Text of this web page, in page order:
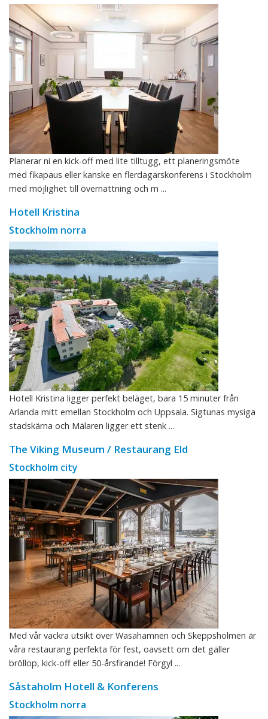
Planerar ni en kick-off med lite tilltugg, ett planeringsmöte
med fikapaus eller kanske en flerdagarskonferens i Stockholm
med möjlighet till övernattning och m ...
Hotell Kristina
Stockholm norra
Hotell Kristina ligger perfekt beläget, bara 15 minuter från
Arlanda mitt emellan Stockholm och Uppsala. Sigtunas mysiga
stadskärna och Mälaren ligger ett stenk ...
The Viking Museum / Restaurang Eld
Stockholm city
Med vår vackra utsikt över Wasahamnen och Skeppsholmen är
våra restaurang perfekta för fest, oavsett om det gäller
bröllop, kick-off eller 50-årsfirande! Förgyl ...
Såstaholm Hotell & Konferens
Stockholm norra